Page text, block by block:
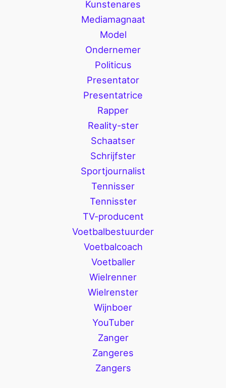
Kunstenares
Mediamagnaat
Model
Ondernemer
Politicus
Presentator
Presentatrice
Rapper
Reality-ster
Schaatser
Schrijfster
Sportjournalist
Tennisser
Tennisster
TV-producent
Voetbalbestuurder
Voetbalcoach
Voetballer
Wielrenner
Wielrenster
Wijnboer
YouTuber
Zanger
Zangeres
Zangers